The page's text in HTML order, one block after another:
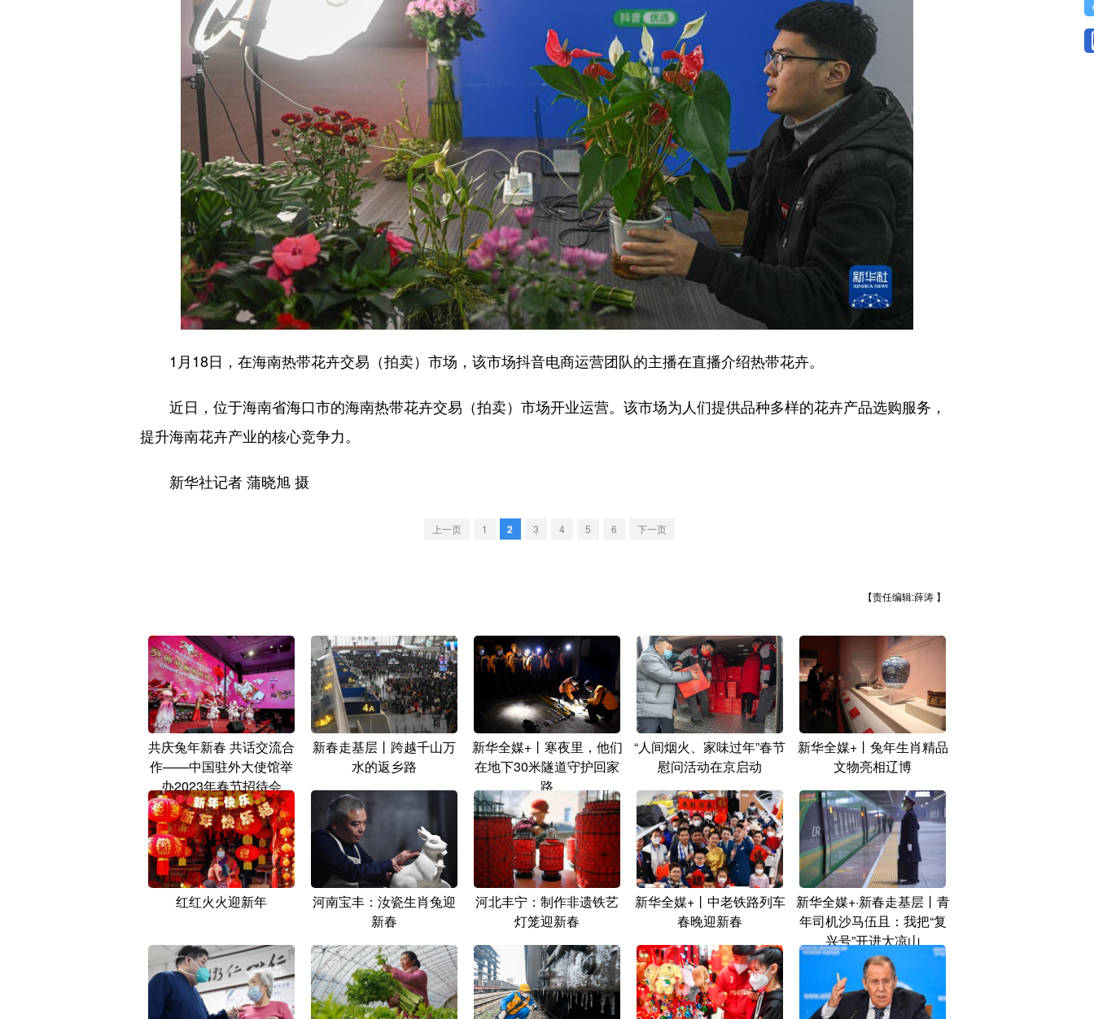
1月18日，在海南热带花卉交易（拍卖）市场，该市场抖音电商运营团队的主播在直播介绍热带花卉。
近日，位于海南省海口市的海南热带花卉交易（拍卖）市场开业运营。该市场为人们提供品种多样的花卉产品选购服务，
提升海南花卉产业的核心竞争力。
新华社记者 蒲晓旭 摄
上一页 1 2 3 4 5 6 下一页
【责任编辑:薛涛 】
共庆兔年新春 共话交流合
作——中国驻外大使馆举
办2023年春节招待会
新春走基层丨跨越千山万
水的返乡路
新华全媒+丨寒夜里，他们
在地下30米隧道守护回家
路
“人间烟火、家味过年”春节
慰问活动在京启动
新华全媒+丨兔年生肖精品
文物亮相辽博
红红火火迎新年
河南宝丰：汝瓷生肖兔迎
新春
河北丰宁：制作非遗铁艺
灯笼迎新春
新华全媒+丨中老铁路列车
春晚迎新春
新华全媒+·新春走基层丨青
年司机沙马伍且：我把“复
兴号”开进大凉山